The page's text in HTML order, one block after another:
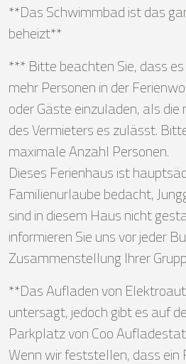
**Das Schwimmbad ist das
beheizt**
*** Bitte beachten Sie, dass
mehr Personen in der
oder Gäste einzuladen, als
des Vermieters es zulässt.
maximale Anzahl Personen.
Dieses Ferienhaus ist
Familienurlaube bedacht,
sind in diesem Haus nicht
informieren Sie uns vor jeder
Zusammenstellung Ihrer
**Das Aufladen von
untersagt, jedoch gibt es auf
Parkplatz von Coo
Wenn wir feststellen, dass